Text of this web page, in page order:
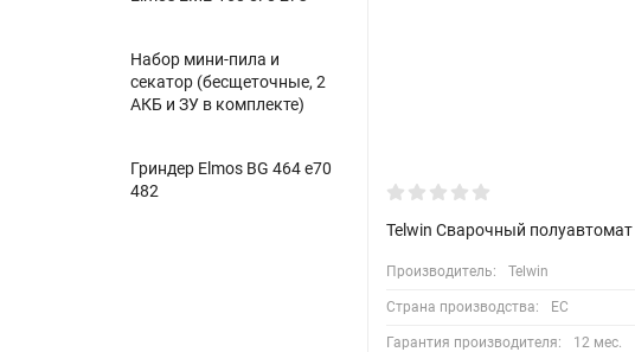
Набор мини-пила и
секатор (бесщеточные, 2
АКБ и ЗУ в комплекте)
Гриндер Elmos BG 464 e70
482
Telwin Сварочный полуавтомат
Производитель: Telwin
Страна производства: EC
Гарантия производителя: 12 мес.